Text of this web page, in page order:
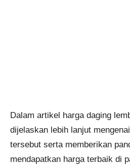
Dalam artikel harga daging
dijelaskan lebih lanjut
tersebut serta memberikan
mendapatkan harga terbaik di